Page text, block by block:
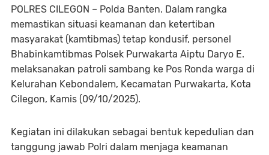
POLRES CILEGON – Polda Banten. Dalam rangka
memastikan situasi keamanan dan ketertiban
masyarakat (kamtibmas) tetap kondusif, personel
Bhabinkamtibmas Polsek Purwakarta Aiptu Daryo E.
melaksanakan patroli sambang ke Pos Ronda warga di
Kelurahan Kebondalem, Kecamatan Purwakarta, Kota
Cilegon, Kamis (09/10/2025).
Kegiatan ini dilakukan sebagai bentuk kepedulian dan
tanggung jawab Polri dalam menjaga keamanan